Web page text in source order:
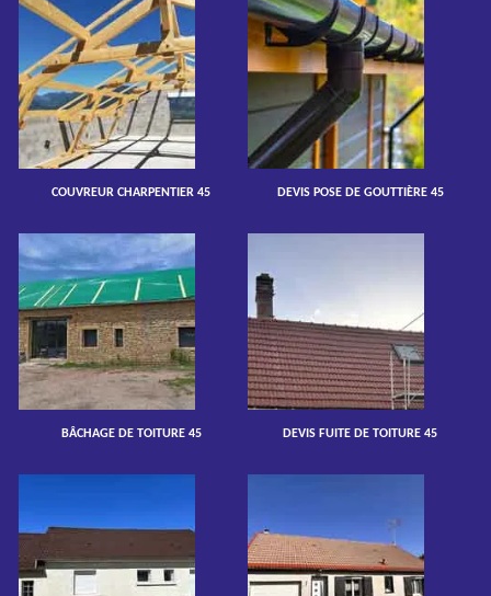
COUVREUR CHARPENTIER 45 DEVIS POSE DE GOUTTIÈRE 45
BÂCHAGE DE TOITURE 45 DEVIS FUITE DE TOITURE 45